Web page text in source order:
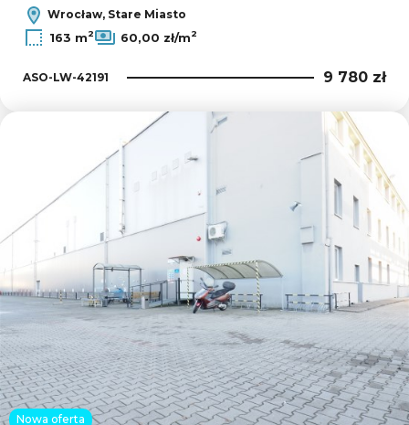
Wrocław, Stare Miasto
163 m2 60,00 zł/m2
ASO-LW-42191 9 780 zł
Nowa oferta